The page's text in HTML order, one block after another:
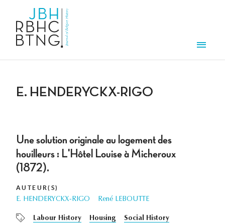
E. HENDERYCKX-RIGO
Une solution originale au logement des
houilleurs : L'Hôtel Louise à Micheroux
(1872).
AUTEUR(S)
E. HENDERYCKX-RIGO René LEBOUTTE
Labour History Housing Social History